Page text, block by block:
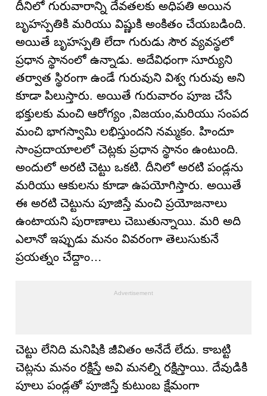
దీనిలో గురువారాన్ని దేవతలకు అధిపతి అయిన
బృహస్పతికి మరియు విష్ణుకి అంకితం చేయబడింది.
అయితే బృహస్పతి లేదా గురుడు సౌర వ్యవస్థలో
ప్రధాన స్థానంలో ఉన్నాడు. అదేవిధంగా సూర్యుని
తర్వాత స్థిరంగా ఉండే గురువుని విశ్వ గురువు అని
కూడా పిలుస్తారు. అయితే గురువారం పూజ చేసే
భక్తులకు మంచి ఆరోగ్యం ,విజయం,మరియు సంపద
మంచి భాగస్వామి లభిస్తుందని నమ్మకం. హిందూ
సాంప్రదాయాలలో చెట్లకు ప్రధాన స్థానం ఉంటుంది.
అందులో అరటి చెట్టు ఒకటి. దీనిలో అరటి పండ్లను
మరియు ఆకులను కూడా ఉపయోగిస్తారు. అయితే
ఈ అరటి చెట్టును పూజిస్తే మంచి ప్రయోజనాలు
ఉంటాయని పురాణాలు చెబుతున్నాయి. మరి అది
ఎలానో ఇప్పుడు మనం వివరంగా తెలుసుకునే
ప్రయత్నం చేద్దాం…
చెట్టు లేనిది మనిషికి జీవితం అనేదే లేదు. కాబట్టి
చెట్లను మనం రక్షిస్తే అవి మనల్ని రక్షిస్తాయి. దేవుడికి
పూలు పండ్లతో పూజిస్తే కుటుంబ క్షేమంగా